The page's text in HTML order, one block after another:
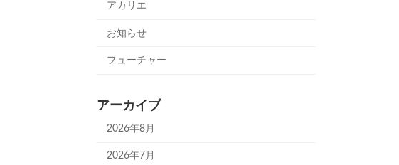
アカリエ
お知らせ
フューチャー
アーカイブ
2026年8月
2026年7月